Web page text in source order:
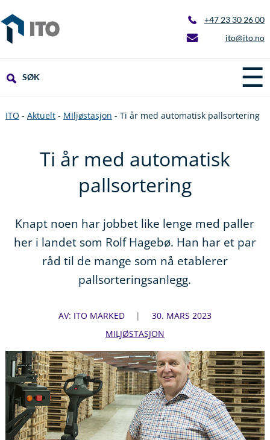
+47 23 30 26 00
ito@ito.no
☰
SØK
ITO - Aktuelt- MIljøstasjon - Ti år med automatisk pallsortering
Ti år med automatisk
pallsortering
Knapt noen har jobbet like lenge med paller
her i landet som Rolf Hagebø. Han har et par
råd til de mange som nå etablerer
pallsorteringsanlegg.
AV: ITO MARKED
30. MARS 2023
MILJØSTASJON